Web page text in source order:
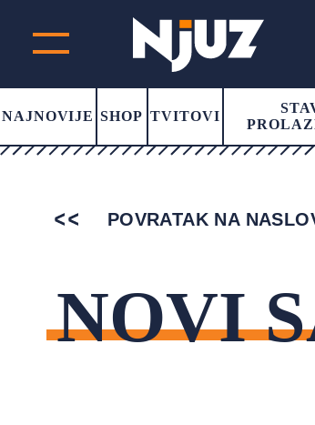
NAJNOVIJE SHOP TVITOVI
POVRATAK NA
NOVI